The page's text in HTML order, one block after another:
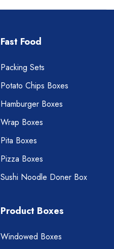
Fast Food
Packing Sets
Potato Chips Boxes
Hamburger Boxes
Wrap Boxes
Pita Boxes
Pizza Boxes
Sushi Noodle Doner Box
Product Boxes
Windowed Boxes